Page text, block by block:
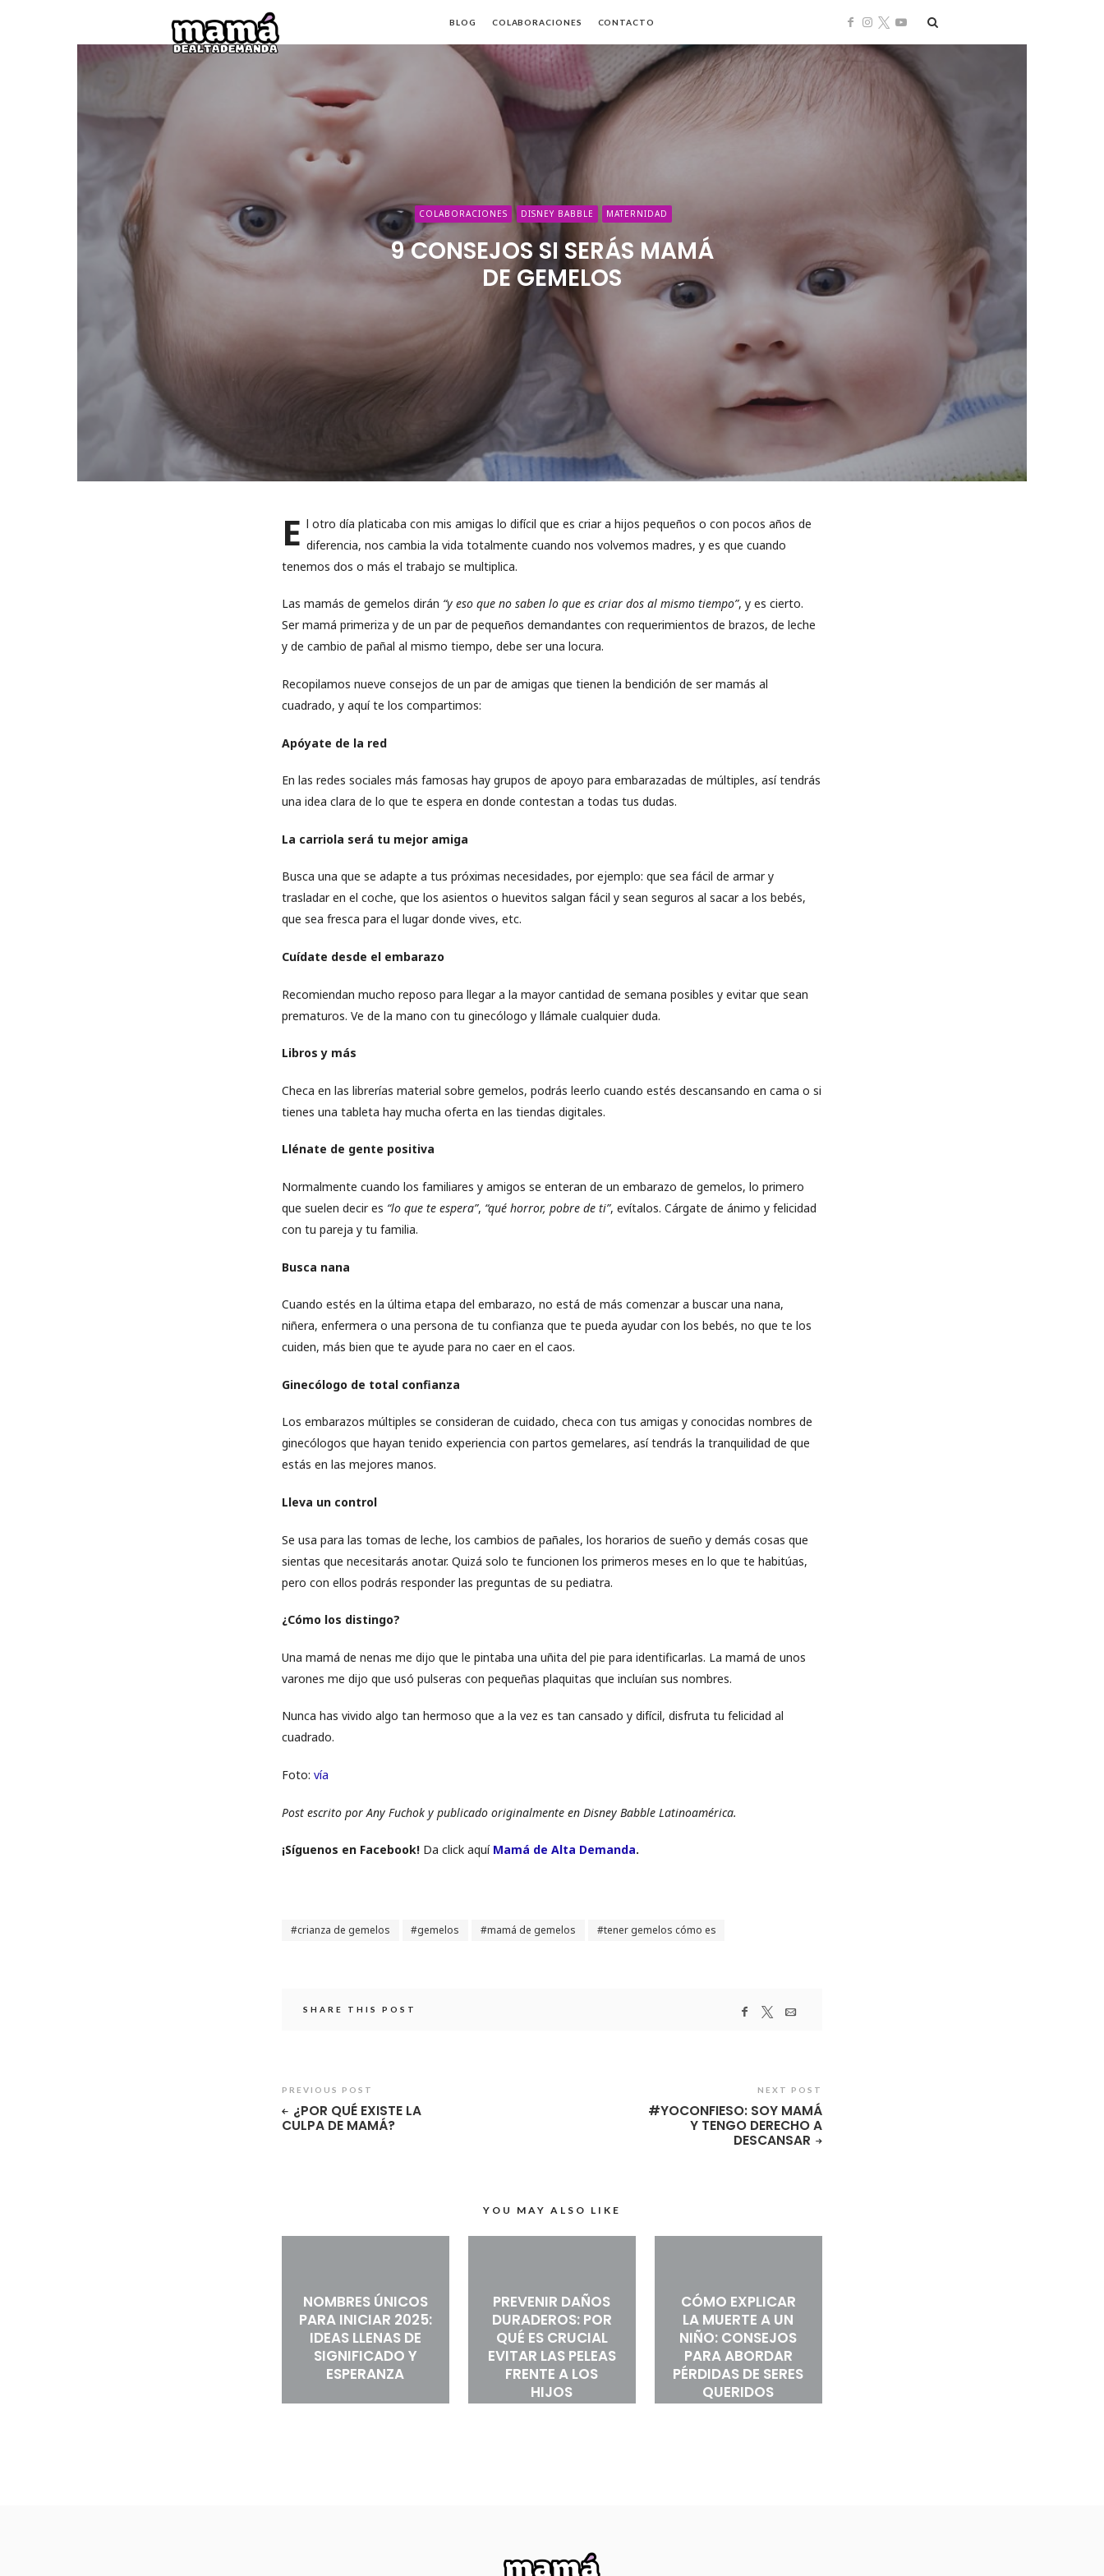
de
Alta
Demanda
BLOG COLABORACIONES CONTACTO
COLABORACIONES DISNEY BABBLE MATERNIDAD
9 CONSEJOS SI SERÁS MAMÁ
DE GEMELOS
E l otro día platicaba con mis amigas lo difícil que es criar a hijos pequeños o con pocos años de
diferencia, nos cambia la vida totalmente cuando nos volvemos madres, y es que cuando
tenemos dos o más el trabajo se multiplica.
Las mamás de gemelos dirán “y eso que no saben lo que es criar dos al mismo tiempo”, y es cierto.
Ser mamá primeriza y de un par de pequeños demandantes con requerimientos de brazos, de leche
y de cambio de pañal al mismo tiempo, debe ser una locura.
Recopilamos nueve consejos de un par de amigas que tienen la bendición de ser mamás al
cuadrado, y aquí te los compartimos:
Apóyate de la red
En las redes sociales más famosas hay grupos de apoyo para embarazadas de múltiples, así tendrás
una idea clara de lo que te espera en donde contestan a todas tus dudas.
La carriola será tu mejor amiga
Busca una que se adapte a tus próximas necesidades, por ejemplo: que sea fácil de armar y
trasladar en el coche, que los asientos o huevitos salgan fácil y sean seguros al sacar a los bebés,
que sea fresca para el lugar donde vives, etc.
Cuídate desde el embarazo
Recomiendan mucho reposo para llegar a la mayor cantidad de semana posibles y evitar que sean
prematuros. Ve de la mano con tu ginecólogo y llámale cualquier duda.
Libros y más
Checa en las librerías material sobre gemelos, podrás leerlo cuando estés descansando en cama o si
tienes una tableta hay mucha oferta en las tiendas digitales.
Llénate de gente positiva
Normalmente cuando los familiares y amigos se enteran de un embarazo de gemelos, lo primero
que suelen decir es “lo que te espera”, “qué horror, pobre de ti”, evítalos. Cárgate de ánimo y felicidad
con tu pareja y tu familia.
Busca nana
Cuando estés en la última etapa del embarazo, no está de más comenzar a buscar una nana,
niñera, enfermera o una persona de tu confianza que te pueda ayudar con los bebés, no que te los
cuiden, más bien que te ayude para no caer en el caos.
Ginecólogo de total confianza
Los embarazos múltiples se consideran de cuidado, checa con tus amigas y conocidas nombres de
ginecólogos que hayan tenido experiencia con partos gemelares, así tendrás la tranquilidad de que
estás en las mejores manos.
Lleva un control
Se usa para las tomas de leche, los cambios de pañales, los horarios de sueño y demás cosas que
sientas que necesitarás anotar. Quizá solo te funcionen los primeros meses en lo que te habitúas,
pero con ellos podrás responder las preguntas de su pediatra.
¿Cómo los distingo?
Una mamá de nenas me dijo que le pintaba una uñita del pie para identificarlas. La mamá de unos
varones me dijo que usó pulseras con pequeñas plaquitas que incluían sus nombres.
Nunca has vivido algo tan hermoso que a la vez es tan cansado y difícil, disfruta tu felicidad al
cuadrado.
Foto: vía
Post escrito por Any Fuchok y publicado originalmente en Disney Babble Latinoamérica.
¡Sí­guenos en Facebook! Da click aquí Mamá de Alta Demanda.
crianza de gemelos gemelos mamá de gemelos tener gemelos cómo es
SHARE THIS POST
PREVIOUS POST
¿POR QUÉ EXISTE LA
CULPA DE MAMÁ?
NEXT POST
#YOCONFIESO: SOY MAMÁ
Y TENGO DERECHO A
DESCANSAR
YOU MAY ALSO LIKE
NOMBRES ÚNICOS
PARA INICIAR 2025:
IDEAS LLENAS DE
SIGNIFICADO Y
ESPERANZA
PREVENIR DAÑOS
DURADEROS: POR
QUÉ ES CRUCIAL
EVITAR LAS PELEAS
FRENTE A LOS
HIJOS
CÓMO EXPLICAR
LA MUERTE A UN
NIÑO: CONSEJOS
PARA ABORDAR
PÉRDIDAS DE SERES
QUERIDOS